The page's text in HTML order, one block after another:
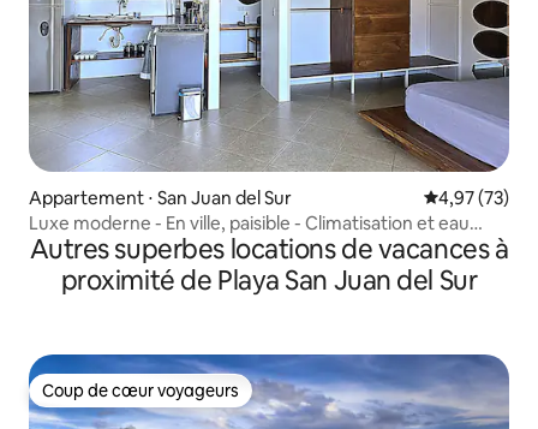
Appartement ⋅ San Juan del Sur Évaluation
4,97 (73)
Luxe moderne - En ville, paisible - Climatisation et eau
chaude
Autres superbes locations de vacances à
proximité de Playa San Juan del Sur
Coup de cœur voyageurs
Coup de cœur voyageurs